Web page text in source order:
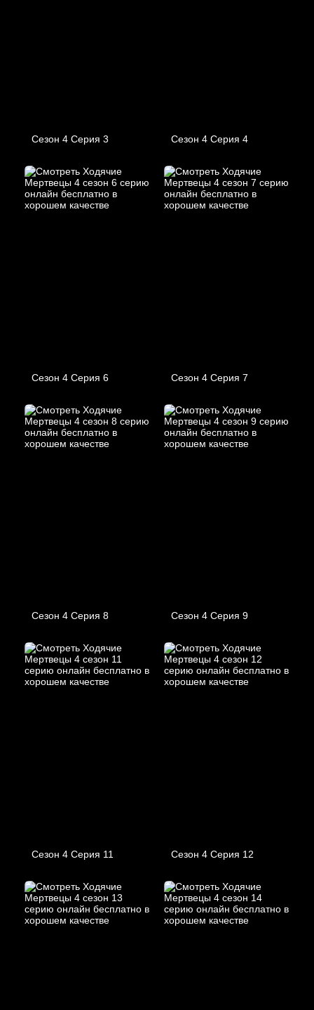
Сезон 4 Серия 3 Сезон 4 Серия 4
Сезон 4 Серия 6 Сезон 4 Серия 7
Сезон 4 Серия 8 Сезон 4 Серия 9
Сезон 4 Серия 11 Сезон 4 Серия 12